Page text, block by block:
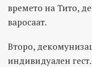
времето на Тито,
варосаат.
Второ,
индивидуален